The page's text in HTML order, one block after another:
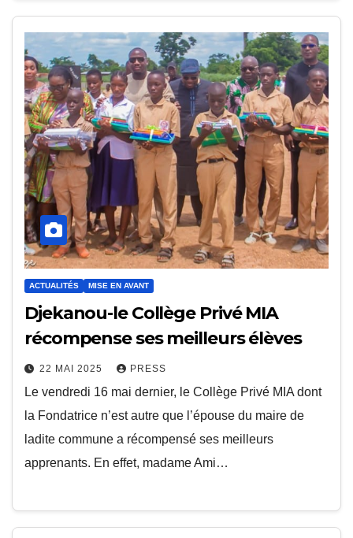
ACTUALITÉS MISE EN AVANT
Djekanou-le Collège Privé MIA
récompense ses meilleurs élèves
22 MAI 2025 PRESS
Le vendredi 16 mai dernier, le Collège Privé MIA dont
la Fondatrice n’est autre que l’épouse du maire de
ladite commune a récompensé ses meilleurs
apprenants. En effet, madame Ami…